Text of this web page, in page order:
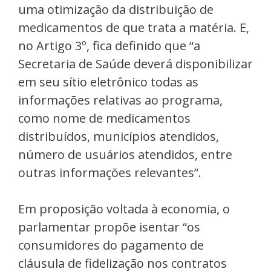
uma otimização da distribuição de
medicamentos de que trata a matéria. E,
no Artigo 3º, fica definido que “a
Secretaria de Saúde deverá disponibilizar
em seu sítio eletrônico todas as
informações relativas ao programa,
como nome de medicamentos
distribuídos, municípios atendidos,
número de usuários atendidos, entre
outras informações relevantes”.
Em proposição voltada à economia, o
parlamentar propõe isentar “os
consumidores do pagamento de
cláusula de fidelização nos contratos